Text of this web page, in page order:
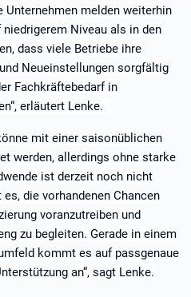
Unternehmen melden weiterhin
Niveau als in den
dass viele Betriebe ihre
Neueinstellungen sorgfältig
Fachkräftebedarf in
erläutert Lenke.
mit einer saisonüblichen
werden, allerdings ohne starke
ist derzeit noch nicht
die vorhandenen Chancen
voranzutreiben und
zu begleiten. Gerade in einem
kommt es auf passgenaue
an“, sagt Lenke.